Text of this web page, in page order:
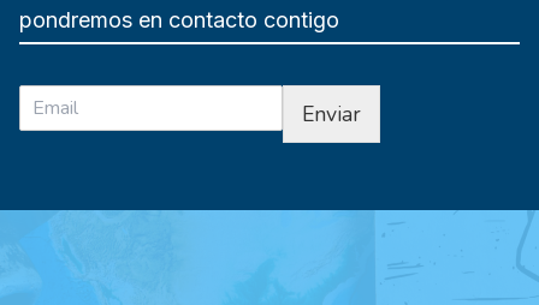
pondremos en contacto contigo
Enviar